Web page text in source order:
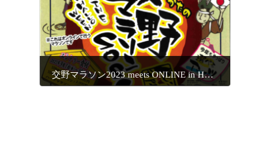
交野マラソン2023 meets ONLINE in HALLOWEEN